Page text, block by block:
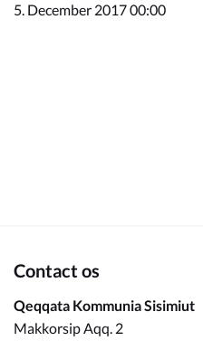
5. December 2017 00:00
Contact os
Qeqqata Kommunia Sisimiut
Makkorsip Aqq. 2